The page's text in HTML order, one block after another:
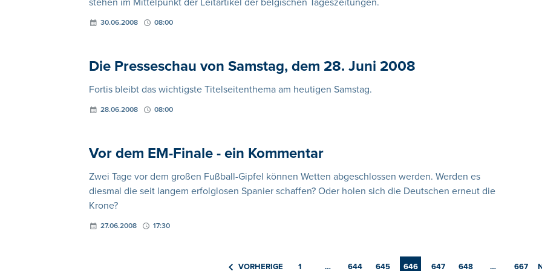
stehen im Mittelpunkt der Leitartikel der belgischen Tageszeitungen.
30.06.2008 08:00
Die Presseschau von Samstag, dem 28. Juni 2008
Fortis bleibt das wichtigste Titelseitenthema am heutigen Samstag.
28.06.2008 08:00
Vor dem EM-Finale - ein Kommentar
Zwei Tage vor dem großen Fußball-Gipfel können Wetten abgeschlossen werden. Werden es
diesmal die seit langem erfolglosen Spanier schaffen? Oder holen sich die Deutschen erneut die
Krone?
27.06.2008 17:30
VORHERIGE 1 … 644 645 646 647 648 … 667